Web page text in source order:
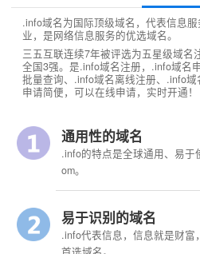
.info域名为国际顶级域名，代表信息
业，是网络信息服务的优选域名。
三五互联连续7年被评选为五星级域名
全国3强。是.info域名注册，.info域名
批量查询、.info域名离线注册、.info域
申请简便，可以在线申请，实时开通！
通用性的域名
.info的特点是全球通用、易
om。
易于识别的域名
.info代表信息，信息就是财